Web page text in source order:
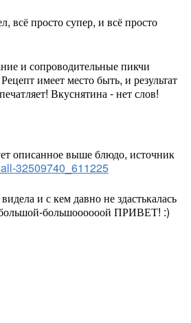
всё просто супер, и всё просто
и сопроводительные пикчи
имеет место быть, и результат
Вкуснятина - нет слов!
описанное выше блюдо, источник
32509740_611225
и с кем давно не здастькалась
большоооооой ПРИВЕТ! :)